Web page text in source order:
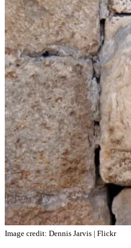
Image credit: Dennis Jarvis | Flickr